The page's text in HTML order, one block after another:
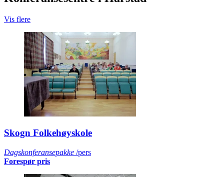
Vis flere
Skogn Folkehøyskole
Dagskonferansepakke /pers
Forespør pris